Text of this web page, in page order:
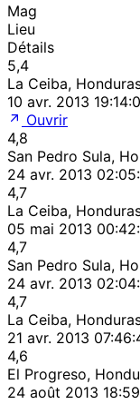
Mag
Lieu
Détails
5,4
La Ceiba,
10 avr. 2013
Ouvrir
4,8
San Pedro Sula,
24 avr. 2013
4,7
La Ceiba,
05 mai 2013
4,7
San Pedro Sula,
24 avr. 2013
4,7
La Ceiba,
21 avr. 2013
4,6
El Progreso,
24 août 2013